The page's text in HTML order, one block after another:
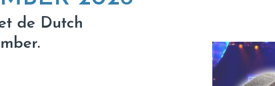
de Dutch